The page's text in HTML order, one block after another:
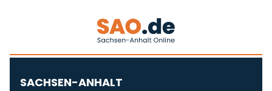
SACHSEN-ANHALT